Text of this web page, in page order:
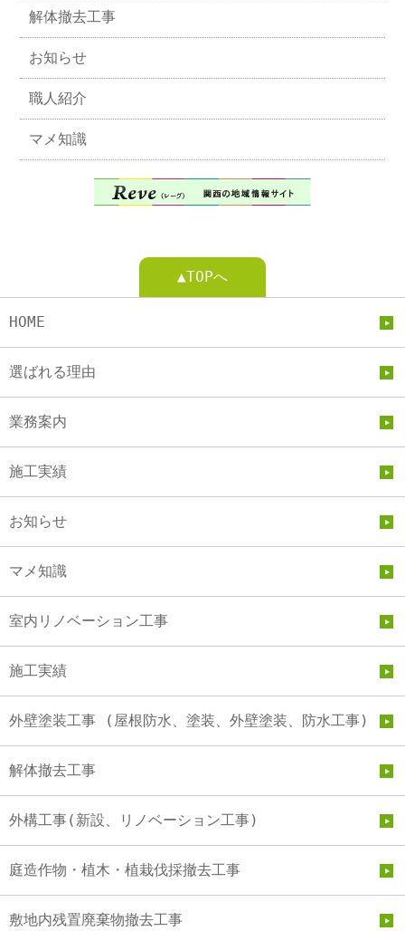
解体撤去工事
お知らせ
職人紹介
マメ知識
▲TOPへ
HOME
選ばれる理由
業務案内
施工実績
お知らせ
マメ知識
室内リノベーション工事
施工実績
外壁塗装工事 (屋根防水、塗装、外壁塗装、防水工事)
解体撤去工事
外構工事(新設、リノベーション工事)
庭造作物・植木・植栽伐採撤去工事
敷地内残置廃棄物撤去工事